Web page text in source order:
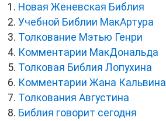
Новая Женевская Библия
Учебной Библии МакАртура
Толкование Мэтью Генри
Комментарии МакДональда
Толковая Библия Лопухина
Комментарии Жана Кальвина
Толкования Августина
Библия говорит сегодня